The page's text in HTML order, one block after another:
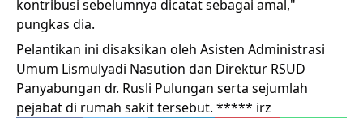
kontribusi sebelumnya dicatat sebagai amal,"
pungkas dia.
Pelantikan ini disaksikan oleh Asisten Administrasi
Umum Lismulyadi Nasution dan Direktur RSUD
Panyabungan dr. Rusli Pulungan serta sejumlah
pejabat di rumah sakit tersebut. ***** irz